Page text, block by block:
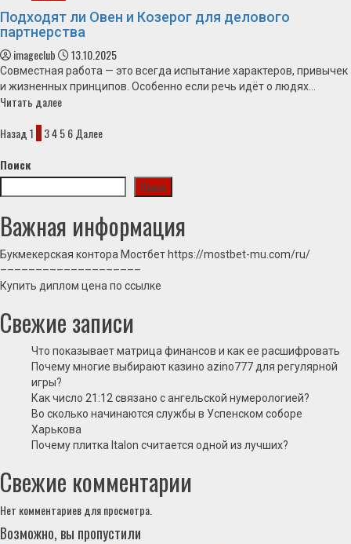
Подходят ли Овен и Козерог для делового
партнерства
imageclub
13.10.2025
Совместная работа — это всегда испытание характеров, привычек
и жизненных принципов. Особенно если речь идёт о людях...
Читать далее
Пагинация
записей
Назад 1 23456Далее
Поиск
Поиск
Важная информация
Букмекерская контора Мостбет https://mostbet-mu.com/ru/
––––––––––––––––––––
Купить диплом цена по ссылке
Свежие записи
Что показывает матрица финансов и как ее расшифровать
Почему многие выбирают казино azino777 для регулярной
игры?
Как число 21:12 связано с ангельской нумерологией?
Во сколько начинаются службы в Успенском соборе
Харькова
Почему плитка Italon считается одной из лучших?
Свежие комментарии
Нет комментариев для просмотра.
Возможно, вы пропустили